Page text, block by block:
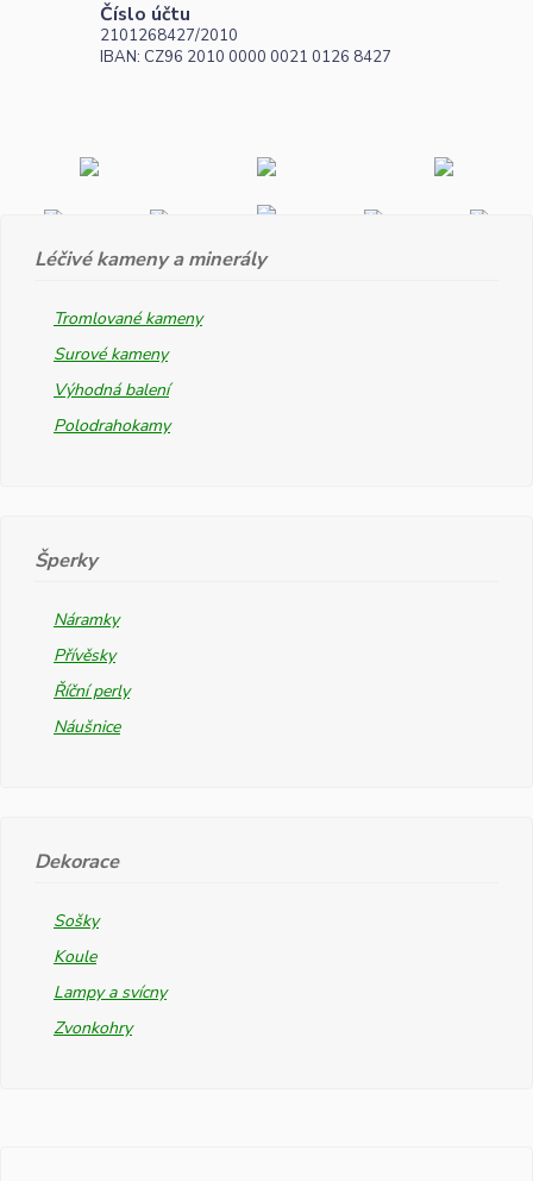
Číslo účtu
2101268427/2010
IBAN: CZ96 2010 0000 0021 0126 8427
Léčivé kameny a minerály
Tromlované kameny
Surové kameny
Výhodná balení
Polodrahokamy
Šperky
Náramky
Přívěsky
Říční perly
Náušnice
Dekorace
Sošky
Koule
Lampy a svícny
Zvonkohry